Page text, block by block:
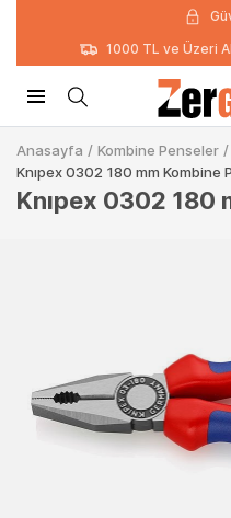
1000 TL ve Üzeri
Anasayfa / Kombine Penseler /
Knıpex 0302 180 mm Kombine
Knıpex 0302 180